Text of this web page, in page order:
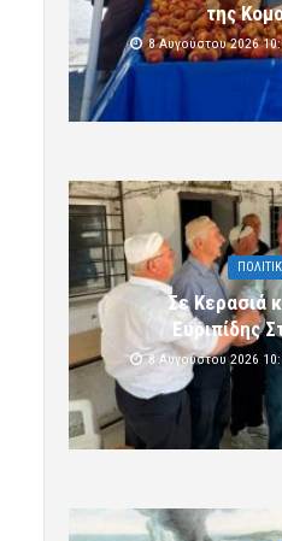
της
8 Αυγούστου 2026
Σε Κερασιά
Ευριπίδης
8 Αυγούστου 2026